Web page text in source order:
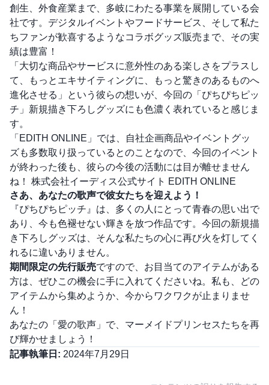
創生、外食産業まで、多岐にわたる事業を展開している会
社です。デジタルイベントやフードサービス、そして私た
ちファンが歓喜するようなコラボグッズ販売まで、その実
績は豊富！
「大切な商品やサービスに意外性のある楽しさをプラスし
て、もっとエキサイティングに、もっと驚きのあるものへ
進化させる」という彼らの想いが、今回の「ぴちぴちピッ
チ」新規描き下ろしグッズにも色濃く表れていると感じま
す。
「EDITH ONLINE」では、自社企画商品やイベントグッ
ズも多数取り扱っているとのことなので、今回のイベント
が終わった後も、彼らの今後の活動には目が離せません
ね！ 株式会社イーディス公式サイト EDITH ONLINE
さあ、あなたの歌声で彼女たちを迎えよう！
『ぴちぴちピッチ』は、多くの人にとって青春の思い出で
あり、今も色褪せない輝きを放つ作品です。今回の新規描
き下ろしグッズは、そんな私たちの心に再び火を灯してく
れるに違いありません。
期間限定の先行販売ですので、お目当てのアイテムがある
方は、ぜひこの機会に手に入れてくださいね。私も、どの
アイテムから集めようか、今からワクワクが止まりませ
ん！
あなたの「愛の歌声」で、マーメイドプリンセスたちを再
び輝かせましょう！
記事執筆日: 2024年7月29日